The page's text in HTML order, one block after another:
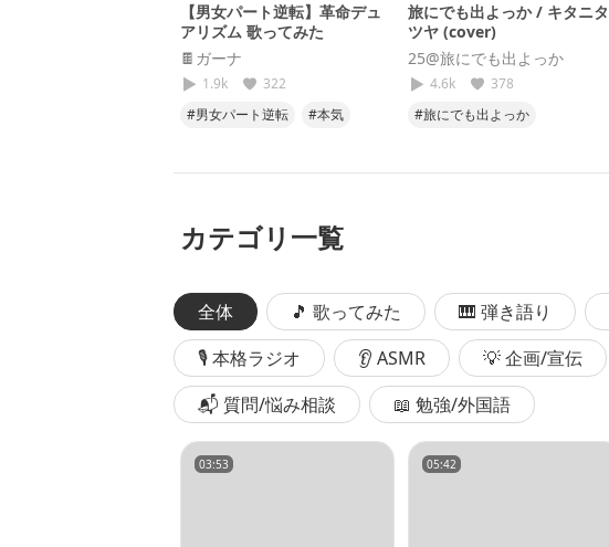
【男女パート逆転】革命デュ
アリズム 歌ってみた
🍫ガーナ
1.9k
322
#男女パート逆転
#本気
旅にでも出よっか / キタニタ
ツヤ (cover)
25@旅にでも出よっか
4.6k
378
#旅にでも出よっか
カテゴリ一覧
全体 🎵 歌ってみた 🎹 弾き語り
🎙 本格ラジオ
👂 ASMR 💡 企画/宣伝
📬 質問/悩み相談
📖 勉強/外国語
03:53 05:42